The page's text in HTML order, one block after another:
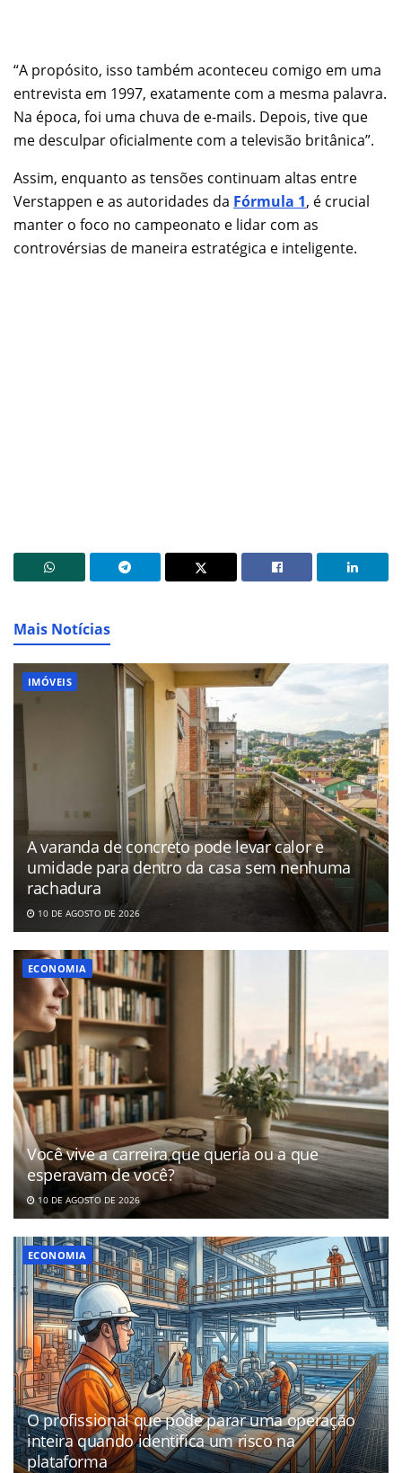
“A propósito, isso também aconteceu comigo em uma
entrevista em 1997, exatamente com a mesma palavra.
Na época, foi uma chuva de e-mails. Depois, tive que
me desculpar oficialmente com a televisão britânica”.
Assim, enquanto as tensões continuam altas entre
Verstappen e as autoridades da Fórmula 1, é crucial
manter o foco no campeonato e lidar com as
controvérsias de maneira estratégica e inteligente.
Mais Notícias
IMÓVEIS
A varanda de concreto pode levar calor e
umidade para dentro da casa sem nenhuma
rachadura
10 DE AGOSTO DE 2026
ECONOMIA
Você vive a carreira que queria ou a que
esperavam de você?
10 DE AGOSTO DE 2026
ECONOMIA
O profissional que pode parar uma operação
inteira quando identifica um risco na
plataforma